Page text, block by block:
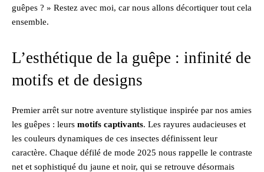
guêpes ? » Restez avec moi, car nous allons décortiquer tout cela
ensemble.
L’esthétique de la guêpe : infinité de
motifs et de designs
Premier arrêt sur notre aventure stylistique inspirée par nos amies
les guêpes : leurs motifs captivants. Les rayures audacieuses et
les couleurs dynamiques de ces insectes définissent leur
caractère. Chaque défilé de mode 2025 nous rappelle le contraste
net et sophistiqué du jaune et noir, qui se retrouve désormais